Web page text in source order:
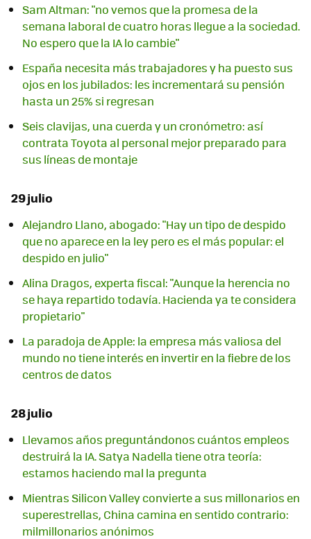
Sam Altman: "no vemos que la promesa de la
semana laboral de cuatro horas llegue a la sociedad.
No espero que la IA lo cambie"
España necesita más trabajadores y ha puesto sus
ojos en los jubilados: les incrementará su pensión
hasta un 25% si regresan
Seis clavijas, una cuerda y un cronómetro: así
contrata Toyota al personal mejor preparado para
sus líneas de montaje
29 julio
Alejandro Llano, abogado: "Hay un tipo de despido
que no aparece en la ley pero es el más popular: el
despido en julio"
Alina Dragos, experta fiscal: "Aunque la herencia no
se haya repartido todavía. Hacienda ya te considera
propietario"
La paradoja de Apple: la empresa más valiosa del
mundo no tiene interés en invertir en la fiebre de los
centros de datos
28 julio
Llevamos años preguntándonos cuántos empleos
destruirá la IA. Satya Nadella tiene otra teoría:
estamos haciendo mal la pregunta
Mientras Silicon Valley convierte a sus millonarios en
superestrellas, China camina en sentido contrario:
milmillonarios anónimos